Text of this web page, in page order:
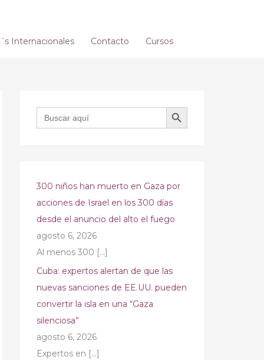
Internacionales Contacto Cursos
Buscar: BOTÓN DE BÚSQUEDA
300 niños han muerto en Gaza por
acciones de Israel en los 300 días
desde el anuncio del alto el fuego
agosto 6, 2026
Al menos 300 […]
Cuba: expertos alertan de que las
nuevas sanciones de EE.UU. pueden
convertir la isla en una “Gaza
silenciosa”
agosto 6, 2026
Expertos en […]